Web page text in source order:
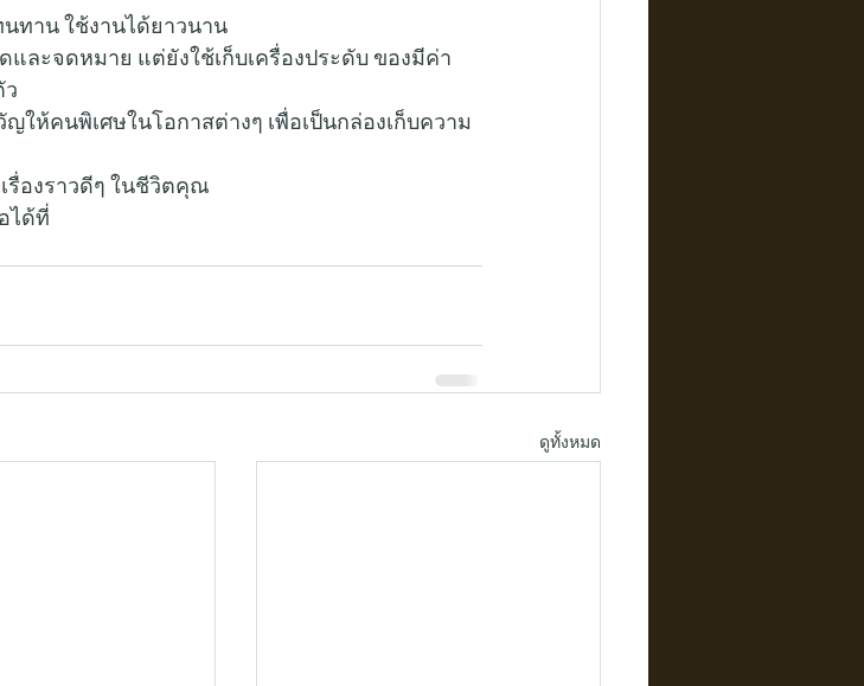
ทาน ใช้งานได้ยาวนาน
และจดหมาย แต่ยังใช้เก็บเครื่องประดับ ของมีค่า
ให้คนพิเศษในโอกาสต่างๆ เพื่อเป็นกล่องเก็บความ
รื่องราวดีๆ ในชีวิตคุณ
ได้ที่
ดูทั้งหมด